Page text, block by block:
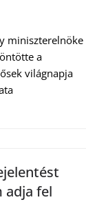
miniszterelnöke
a
világnapja
adja fel